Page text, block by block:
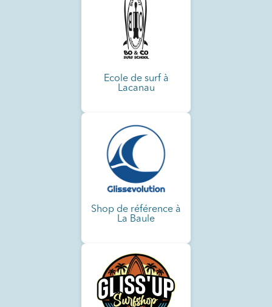
Ecole de surf à
Lacanau
Shop de référence à
La Baule